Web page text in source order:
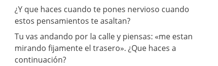
¿Y que haces cuando te pones nervioso cuando
estos pensamientos te asaltan?
Tu vas andando por la calle y piensas: «me estan
mirando fijamente el trasero». ¿Que haces a
continuación?